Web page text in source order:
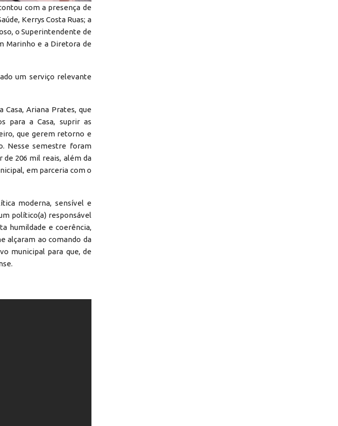
com a presença de
Kerrys Costa Ruas; a
o Superintendente de
Marinho e a Diretora de
um serviço relevante
Ariana Prates, que
para a Casa, suprir as
que gerem retorno e
Nesse semestre foram
de 206 mil reais, além da
em parceria com o
moderna, sensível e
político(a) responsável
humildade e coerência,
alçaram ao comando da
municipal para que, de